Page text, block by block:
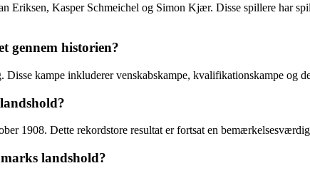
Eriksen, Kasper Schmeichel og Simon Kjær. Disse spillere har
gennem historien?
kampe inkluderer venskabskampe, kvalifikationskampe og
1908. Dette rekordstore resultat er fortsat en
landshold?